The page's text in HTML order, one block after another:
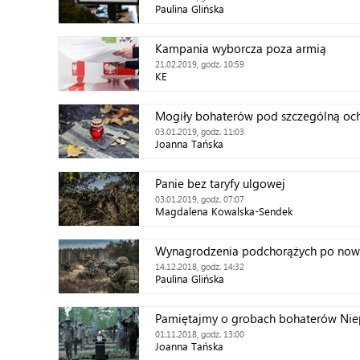
Paulina Glińska
Kampania wyborcza poza armią
21.02.2019, godz. 10:59
KE
Mogiły bohaterów pod szczególną
03.01.2019, godz. 11:03
Joanna Tańska
Panie bez taryfy ulgowej
03.01.2019, godz. 07:07
Magdalena Kowalska-Sendek
Wynagrodzenia podchorążych po
14.12.2018, godz. 14:32
Paulina Glińska
Pamiętajmy o grobach bohaterów
01.11.2018, godz. 13:00
Joanna Tańska